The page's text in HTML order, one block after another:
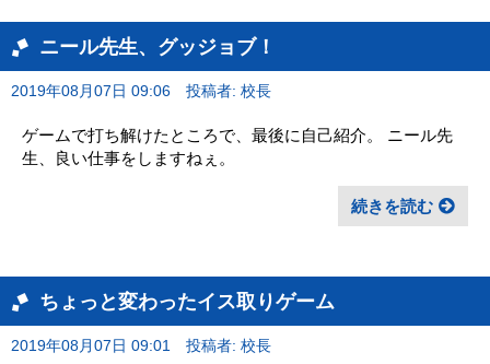
ニール先生、グッジョブ！
2019年08月07日 09:06 投稿者: 校長
ゲームで打ち解けたところで、最後に自己紹介。 ニール先
生、良い仕事をしますねぇ。
続きを読む
ちょっと変わったイス取りゲーム
2019年08月07日 09:01 投稿者: 校長